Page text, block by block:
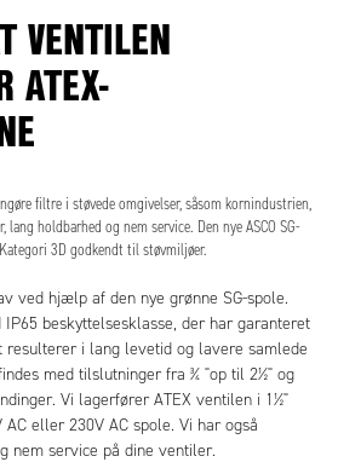
VENTILEN
ATEX-
filtre i støvede omgivelser, såsom kornindustrien,
holdbarhed og nem service. Den nye ASCO SG-
3D godkendt til støvmiljøer.
ved hjælp af den nye grønne SG-spole.
IP65 beskyttelsesklasse, der har garanteret
resulterer i lang levetid og lavere samlede
med tilslutninger fra ¾ "op til 2½" og
Vi lagerfører ATEX ventilen i 1½"
AC eller 230V AC spole. Vi har også
nem service på dine ventiler.